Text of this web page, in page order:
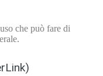
che può fare di